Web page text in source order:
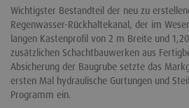
Wichtigster Bestandteil der neu zu
Regenwasser-Rückhaltekanal, der im
langen Kastenprofil von 2 m Breite und
zusätzlichen Schachtbauwerken aus
Absicherung der Baugrube setzte das
ersten Mal hydraulische Gurtungen und
Programm ein.